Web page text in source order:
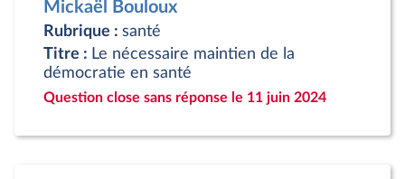
Mickaël Bouloux
Rubrique : santé
Titre : Le nécessaire maintien de la
démocratie en santé
Question close sans réponse le 11 juin 2024